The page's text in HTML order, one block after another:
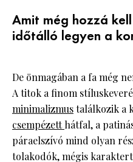
Amit még hozzá
időtálló legyen a
De önmagában a fa még
A titok a finom
minimalizmustalálkozik a
csempézetthátfal, a
páraelszívó mind olyan
tolakodók, mégis